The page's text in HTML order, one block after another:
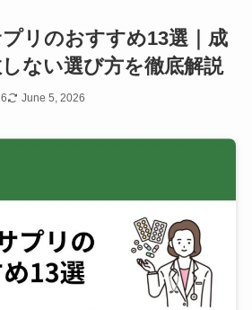
リのおすすめ13選｜成
ない選び方を徹底解説
June 5, 2026